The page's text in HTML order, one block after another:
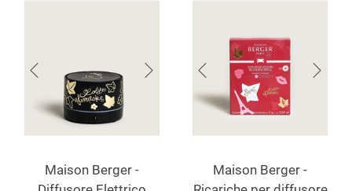
Maison Berger -
Maison Berger -